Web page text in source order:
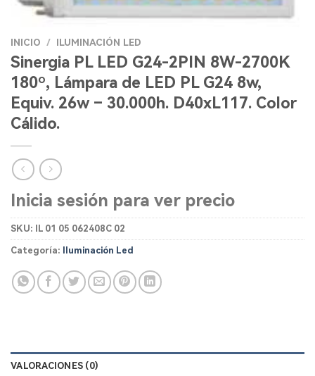
INICIO / ILUMINACIÓN LED
Sinergia PL LED G24-2PIN 8W-2700K
180º, Lámpara de LED PL G24 8w,
Equiv. 26w – 30.000h. D40xL117. Color
Cálido.
Inicia sesión para ver precio
SKU: IL 01 05 062408C 02
Categoría: Iluminación Led
VALORACIONES (0)